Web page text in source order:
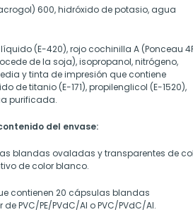
600, hidróxido de potasio, agua
(E-420), rojo cochinilla A (Ponceau
de la soja), isopropanol, nitrógeno,
y tinta de impresión que contiene
de titanio (E-171), propilenglicol (E-1520),
purificada.
del envase:
blandas ovaladas y transparentes de
de color blanco.
contienen 20 cápsulas blandas
PVC/PE/PVdC/Al o PVC/PVdC/Al.